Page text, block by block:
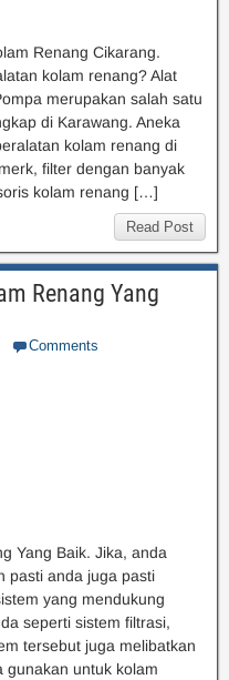
Renang Cikarang.
kolam renang? Alat
merupakan salah satu
di Karawang. Aneka
kolam renang di
filter dengan banyak
kolam renang […]
Read Post
Renang Yang
Comments
Yang Baik. Jika, anda
pasti anda juga pasti
yang mendukung
seperti sistem filtrasi,
tersebut juga melibatkan
gunakan untuk kolam